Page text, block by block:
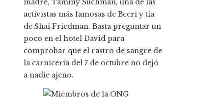
madre, Tammy Suchman, una de las
activistas más famosas de Beeri y tía
de Shai Friedman. Basta preguntar un
poco en el hotel David para
comprobar que el rastro de sangre de
la carnicería del 7 de octubre no dejó
a nadie ajeno.